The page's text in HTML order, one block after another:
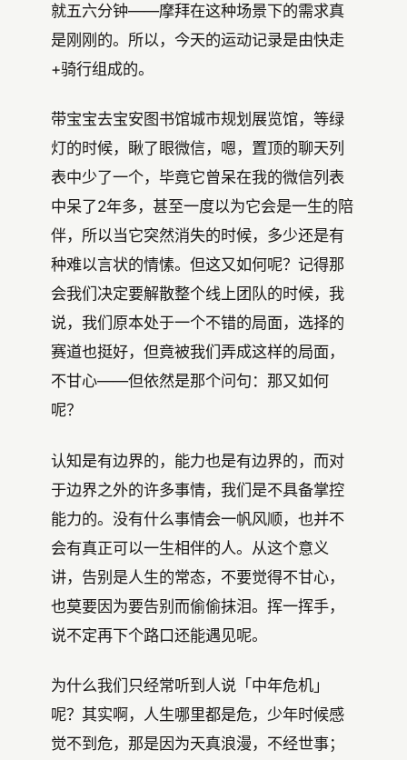
就五六分钟——摩拜在这种场景下的需求真
是刚刚的。所以，今天的运动记录是由快走
+骑行组成的。
带宝宝去宝安图书馆城市规划展览馆，等绿
灯的时候，瞅了眼微信，嗯，置顶的聊天列
表中少了一个，毕竟它曾呆在我的微信列表
中呆了2年多，甚至一度以为它会是一生的陪
伴，所以当它突然消失的时候，多少还是有
种难以言状的情愫。但这又如何呢？记得那
会我们决定要解散整个线上团队的时候，我
说，我们原本处于一个不错的局面，选择的
赛道也挺好，但竟被我们弄成这样的局面，
不甘心——但依然是那个问句：那又如何
呢？
认知是有边界的，能力也是有边界的，而对
于边界之外的许多事情，我们是不具备掌控
能力的。没有什么事情会一帆风顺，也并不
会有真正可以一生相伴的人。从这个意义
讲，告别是人生的常态，不要觉得不甘心，
也莫要因为要告别而偷偷抹泪。挥一挥手，
说不定再下个路口还能遇见呢。
为什么我们只经常听到人说「中年危机」
呢？其实啊，人生哪里都是危，少年时候感
觉不到危，那是因为天真浪漫，不经世事；